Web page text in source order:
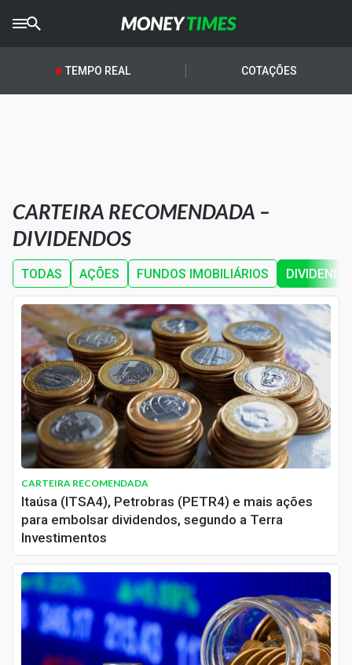
CRYPTOTIMES
AGROTIMES
Newsletters
Money Trader
Anuncie
Últimas Notícias
Newsletters
Cotações
Comprar ou vender?
Carteiras Recomendadas
Central de Dividendos
Central de Fundos Imobiliários
Central dos IPOs
Renda Fixa
Finanças Pessoais
TEMPO REAL COTAÇÕES
CARTEIRA RECOMENDADA –
DIVIDENDOS
TODAS AÇÕES FUNDOS IMOBILIÁRIOS
CARTEIRA RECOMENDADA
Itaúsa (ITSA4), Petrobras (PETR4) e mais ações
para embolsar dividendos, segundo a Terra
Investimentos